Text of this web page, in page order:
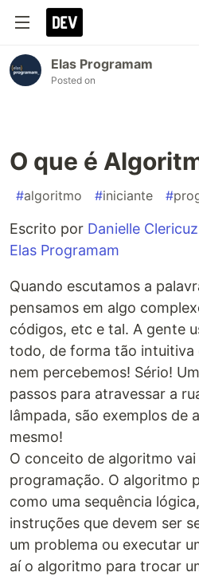
Elas Programam
Posted on
O que é
#algoritmo #iniciante #
Escrito por Danielle Clericuz
Elas Programam
Quando escutamos a
pensamos em algo
códigos, etc e tal. A gente
todo, de forma tão intuitiva
nem percebemos! Sério!
passos para atravessar a
lâmpada, são exemplos de
mesmo!
O conceito de algoritmo
programação. O algoritmo
como uma sequência
instruções que devem ser
um problema ou executar
aí o algoritmo para trocar